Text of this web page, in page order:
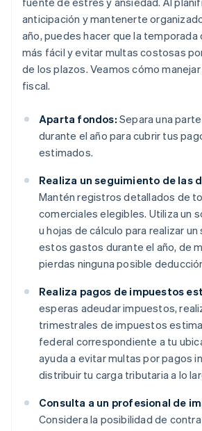
anticipación y mantenerte
año, puedes hacer que la
más fácil y evitar multas costosas
de los plazos. Veamos cómo
fiscal.
Aparta fondos: Separa una
durante el año para cubrir tus
estimados.
Realiza un seguimiento de las
Mantén registros detallados de
comerciales elegibles. Utiliza un
u hojas de cálculo para realizar
estos gastos durante el año, de
pierdas ninguna posible
Realiza pagos de impuestos
esperas adeudar impuestos,
trimestrales de impuestos
federal correspondiente a tu
ayuda a evitar multas por pagos
distribuir tu carga tributaria a lo
Consulta a un profesional de
Considera la posibilidad de